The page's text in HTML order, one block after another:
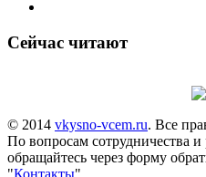
Сейчас читают
© 2014 vkysno-vcem.ru. Все
По вопросам сотрудничества
обращайтесь через форму
"Контакты".